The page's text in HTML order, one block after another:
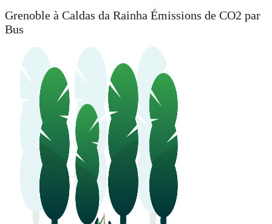
Grenoble à Caldas da Rainha Émissions de CO2 par
Bus